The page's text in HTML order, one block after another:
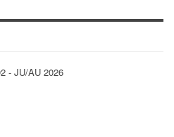
- JU/AU 2026